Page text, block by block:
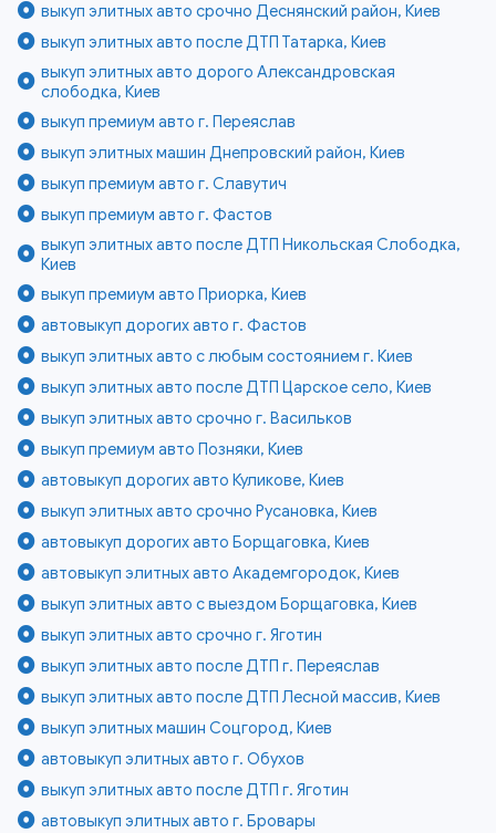
выкуп элитных авто срочно Деснянский район, Киев
выкуп элитных авто после ДТП Татарка, Киев
выкуп элитных авто дорого Александровская
слободка, Киев
выкуп премиум авто г. Переяслав
выкуп элитных машин Днепровский район, Киев
выкуп премиум авто г. Славутич
выкуп премиум авто г. Фастов
выкуп элитных авто после ДТП Никольская Слободка,
Киев
выкуп премиум авто Приорка, Киев
автовыкуп дорогих авто г. Фастов
выкуп элитных авто с любым состоянием г. Киев
выкуп элитных авто после ДТП Царское село, Киев
выкуп элитных авто срочно г. Васильков
выкуп премиум авто Позняки, Киев
автовыкуп дорогих авто Куликове, Киев
выкуп элитных авто срочно Русановка, Киев
автовыкуп дорогих авто Борщаговка, Киев
автовыкуп элитных авто Академгородок, Киев
выкуп элитных авто с выездом Борщаговка, Киев
выкуп элитных авто срочно г. Яготин
выкуп элитных авто после ДТП г. Переяслав
выкуп элитных авто после ДТП Лесной массив, Киев
выкуп элитных машин Соцгород, Киев
автовыкуп элитных авто г. Обухов
выкуп элитных авто после ДТП г. Яготин
автовыкуп элитных авто г. Бровары